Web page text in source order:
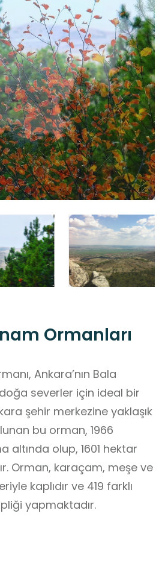
Ormanları
Ankara’nın Bala
severler için ideal bir
şehir merkezine yaklaşık
bu orman, 1966
altında olup, 1601 hektar
Orman, karaçam, meşe ve
kaplıdır ve 419 farklı
yapmaktadır.